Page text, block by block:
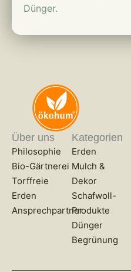
Dünger.
Über uns
Philosophie
Bio-Gärtnerei
Torffreie
Erden
Ansprechpartner
Kategorien
Erden
Mulch &
Dekor
Schafwoll-
Produkte
Dünger
Begrünung